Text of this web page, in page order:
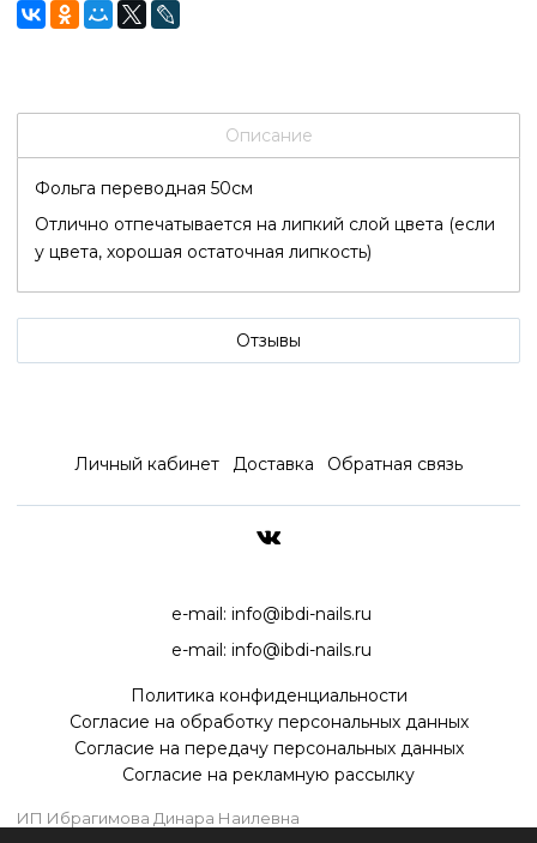
Описание
Фольга переводная 50см
Отлично отпечатывается на липкий слой цвета (если
у цвета, хорошая остаточная липкость)
Отзывы
Личный кабинет Доставка Обратная связь
e-mail: info@ibdi-nails.ru
e-mail: info@ibdi-nails.ru
Политика конфиденциальности
Согласие на обработку персональных данных
Согласие на передачу персональных данных
Согласие на рекламную рассылку
ИП Ибрагимова Динара Наилевна